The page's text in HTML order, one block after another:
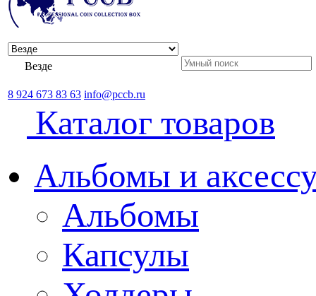
Везде
8 924 673 83 63 info@pccb.ru
Каталог товаров
Альбомы и
Альбомы
Капсулы